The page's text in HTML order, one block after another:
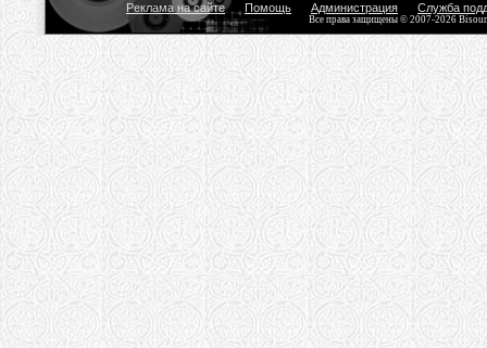
Реклама на сайте Помощь Администрация Служба
Все права защищены © 2007-2026